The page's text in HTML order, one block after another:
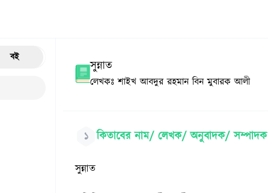
বই
সুন্নাত
লেখকঃ শাইখ আবদুর রহমান বিন মুবারক আলী
১ কিতাবের নাম/ লেখক/ অনুবাদক/ সম্পাদক
সুন্নাত